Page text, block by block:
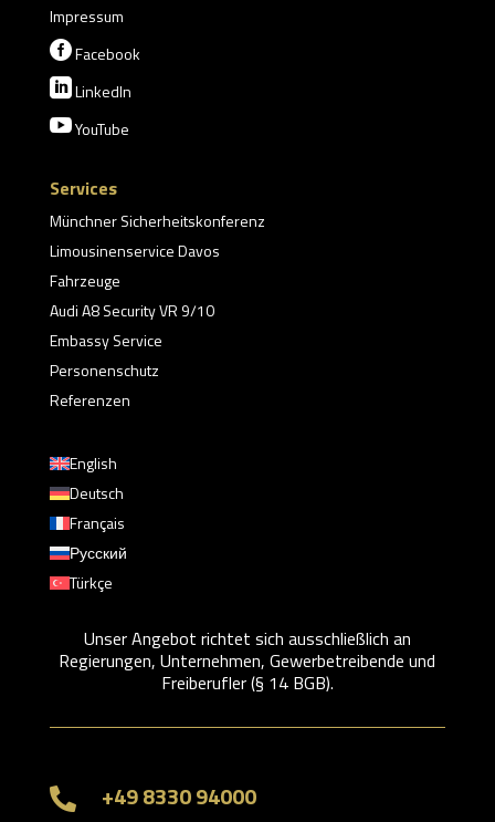
Impressum
Facebook
LinkedIn
YouTube
Services
Münchner Sicherheitskonferenz
Limousinenservice Davos
Fahrzeuge
Audi A8 Security VR 9/10
Embassy Service
Personenschutz
Referenzen
English
Deutsch
Français
Русский
Türkçe
Unser Angebot richtet sich ausschließlich an
Regierungen, Unternehmen, Gewerbetreibende und
Freiberufler (§ 14 BGB).
 +49 8330 94000